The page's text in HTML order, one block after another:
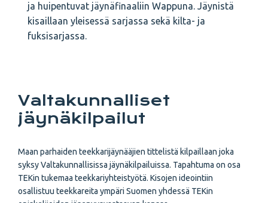
ja huipentuvat jäynäfinaaliin Wappuna. Jäynistä
kisaillaan yleisessä sarjassa sekä kilta- ja
fuksisarjassa.
Valtakunnalliset
jäynäkilpailut
Maan parhaiden teekkarijäynääjien tittelistä kilpaillaan joka
syksy Valtakunnallisissa jäynäkilpailuissa. Tapahtuma on osa
TEKin tukemaa teekkariyhteistyötä. Kisojen ideointiin
osallistuu teekkareita ympäri Suomen yhdessä TEKin